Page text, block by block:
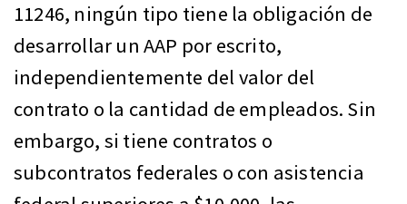
11246, ningún tipo tiene la obligación de
desarrollar un AAP por escrito,
independientemente del valor del
contrato o la cantidad de empleados. Sin
embargo, si tiene contratos o
subcontratos federales o con asistencia